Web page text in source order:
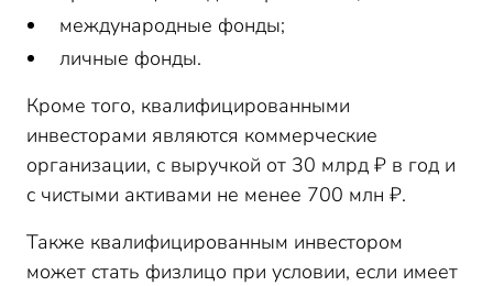
международные фонды;
личные фонды.
Кроме того, квалифицированными
инвесторами являются коммерческие
организации, с выручкой от 30 млрд ₽ в год и
с чистыми активами не менее 700 млн ₽.
Также квалифицированным инвестором
может стать физлицо при условии, если имеет